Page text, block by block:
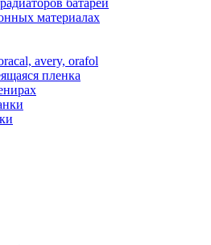
батарей
материалах
avery, orafol
пленка